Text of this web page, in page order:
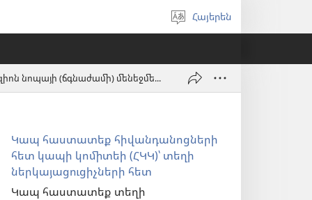
Ընտրել
լեզուն
Հայերեն
Վազո-օկլյուզիոն նոպայի (ճգնաժամի) մենեջմենթ և սուր թոքային համախտանիշ
Կապ հաստատեք հիվանդանոցների
հետ կապի կոմիտեի (ՀԿԿ)՝ տեղի
ներկայացուցիչների հետ
Կապ հաստատեք տեղի